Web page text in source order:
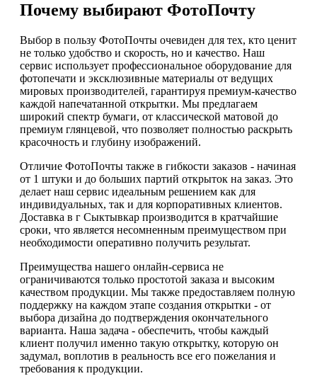
Почему выбирают ФотоПочту
Выбор в пользу ФотоПочты очевиден для тех, кто ценит
не только удобство и скорость, но и качество. Наш
сервис использует профессиональное оборудование для
фотопечати и эксклюзивные материалы от ведущих
мировых производителей, гарантируя премиум-качество
каждой напечатанной открытки. Мы предлагаем
широкий спектр бумаги, от классической матовой до
премиум глянцевой, что позволяет полностью раскрыть
красочность и глубину изображений.
Отличие ФотоПочты также в гибкости заказов - начиная
от 1 штуки и до больших партий открыток на заказ. Это
делает наш сервис идеальным решением как для
индивидуальных, так и для корпоративных клиентов.
Доставка в г Сыктывкар производится в кратчайшие
сроки, что является несомненным преимуществом при
необходимости оперативно получить результат.
Преимущества нашего онлайн-сервиса не
ограничиваются только простотой заказа и высоким
качеством продукции. Мы также предоставляем полную
поддержку на каждом этапе создания открытки - от
выбора дизайна до подтверждения окончательного
варианта. Наша задача - обеспечить, чтобы каждый
клиент получил именно такую открытку, которую он
задумал, воплотив в реальность все его пожелания и
требования к продукции.